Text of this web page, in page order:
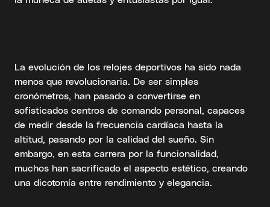
La evolución de los relojes deportivos ha sido nada
menos que revolucionaria. De ser simples
cronómetros, han pasado a convertirse en
sofisticados centros de comando personal, capaces
de medir desde la frecuencia cardíaca hasta la
altitud, pasando por la calidad del sueño. Sin
embargo, en esta carrera por la funcionalidad,
muchos han sacrificado el aspecto estético, creando
una dicotomía entre rendimiento y elegancia.